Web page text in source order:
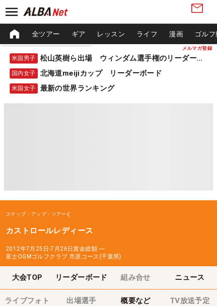
メルマガ登録
全ツアー ギア レッスン ライフ 漫画 ゴル
米国男子 松山英樹ら出場 ウィンダム選手権のリーダーボード
国内女子 北海道meijiカップ リーダーボード
米国女子 最新の世界ランキング
ステップ・アップ・ツアー
カストロールレディース
2012年7月25日-7月26日賞金総額 ―
富士OGMゴルフクラブ 市原コース(千葉県)
大会TOP リーダーボード 組み合せ ニュース
ライブフォト 出場選手 概要など TV放送予定